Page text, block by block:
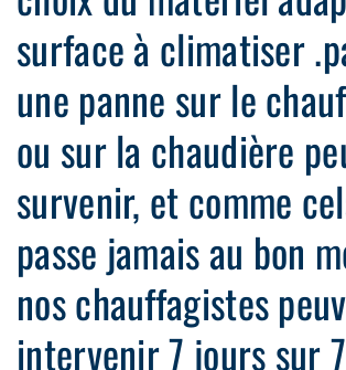
surface à climatiser
une panne sur le
ou sur la chaudière
survenir, et comme
passe jamais au bon
nos chauffagistes
intervenir 7 jours sur